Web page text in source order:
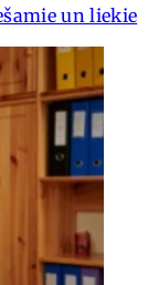
un liekie